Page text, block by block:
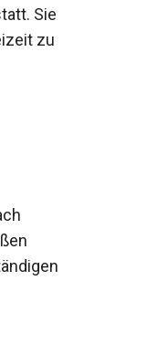
Sie
zu